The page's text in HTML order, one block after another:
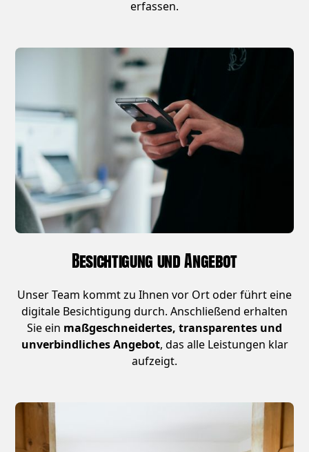
erfassen.
Besichtigung und Angebot
Unser Team kommt zu Ihnen vor Ort oder führt eine
digitale Besichtigung durch. Anschließend erhalten
Sie ein maßgeschneidertes, transparentes und
unverbindliches Angebot, das alle Leistungen klar
aufzeigt.